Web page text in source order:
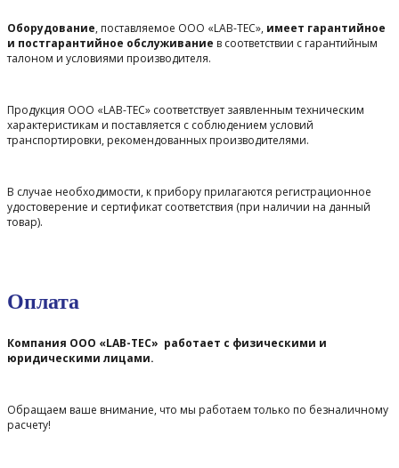
Оборудование, поставляемое ООО «LAB-TEC», имеет гарантийное
и постгарантийное обслуживание в соответствии с гарантийным
талоном и условиями производителя.
Продукция ООО «LAB-TEC» соответствует заявленным техническим
характеристикам и поставляется с соблюдением условий
транспортировки, рекомендованных производителями.
В случае необходимости, к прибору прилагаются регистрационное
удостоверение и сертификат соответствия (при наличии на данный
товар).
Оплата
Компания ООО «LAB-TEC» работает с физическими и
юридическими лицами.
Обращаем ваше внимание, что мы работаем только по безналичному
расчету!